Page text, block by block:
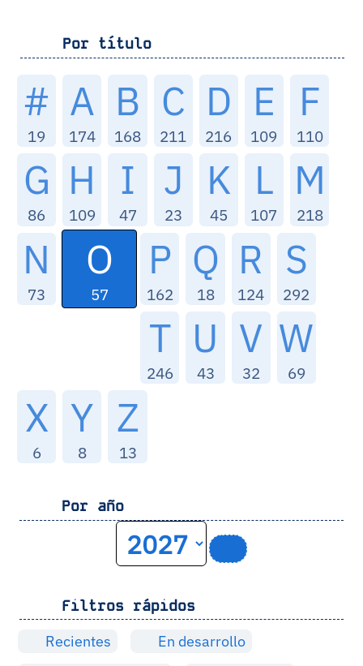
Por título
#
19
A
174
B
168
C
211
D
216
E
109
F
110
G
86
H
109
I
47
J
23
K
45
L
107
M
218
N
73
O
57
P
162
Q
18
R
124
S
292
T
246
U
43
V
32
W
69
X
6
Y
8
Z
13
Por año
Filtros rápidos
Recientes
En desarrollo